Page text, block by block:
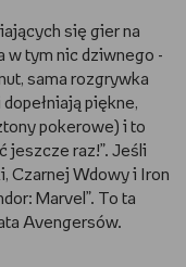
się gier na
w tym nic dziwnego -
sama rozgrywka
dopełniają piękne,
pokerowe) i to
jeszcze raz!”. Jeśli
Czarnej Wdowy i Iron
Marvel”. To ta
Avengersów.